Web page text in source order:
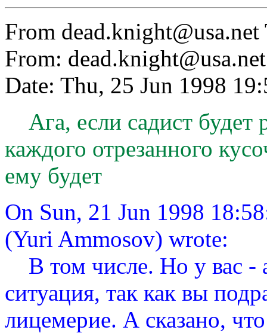
From dead.knight@usa.net
From: dead.knight@usa.net
Date: Thu, 25 Jun 1998
Ага, если садист будет
каждого отрезанного
ему будет
On Sun, 21 Jun 1998
(Yuri Ammosov) wrote:
В том числе. Но у вас -
ситуация, так как вы
лицемерие. А сказано,